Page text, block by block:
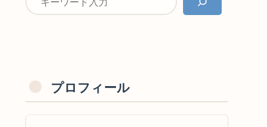
プロフィール